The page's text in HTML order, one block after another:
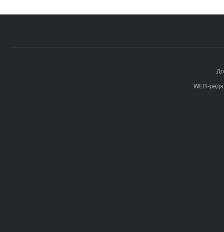
WEB-